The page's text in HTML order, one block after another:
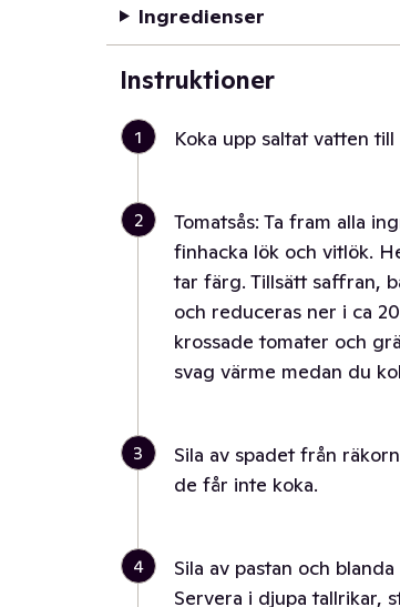
Ingredienser
Instruktioner
1 Koka upp saltat vatten till
2
Tomatsås: Ta fram alla
finhacka lök och vitlök.
tar färg. Tillsätt saffran,
och reduceras ner i ca
krossade tomater och
svag värme medan du
3
Sila av spadet från
de får inte koka.
4
Sila av pastan och
Servera i djupa tallrikar,